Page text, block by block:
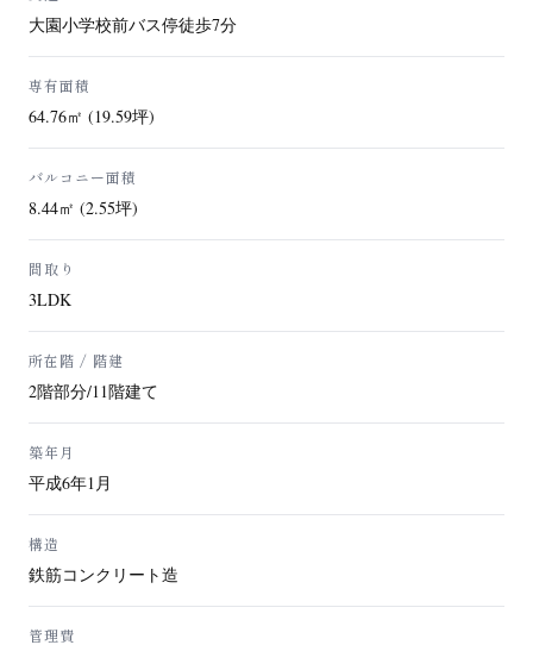
大園小学校前バス停徒歩7分
専有面積
64.76㎡ (19.59坪)
バルコニー面積
8.44㎡ (2.55坪)
間取り
3LDK
所在階 / 階建
2階部分/11階建て
築年月
平成6年1月
構造
鉄筋コンクリート造
管理費